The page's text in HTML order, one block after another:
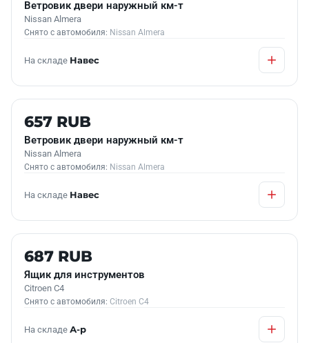
Ветровик двери наружный км-т
Nissan Almera
Снято с автомобиля: Nissan Almera
На складе Навес
Б/У В НАЛИЧИИ
657 RUB
Ветровик двери наружный км-т
Nissan Almera
Снято с автомобиля: Nissan Almera
На складе Навес
Б/У В НАЛИЧИИ
687 RUB
Ящик для инструментов
Citroen C4
Снято с автомобиля: Citroen C4
На складе А-р